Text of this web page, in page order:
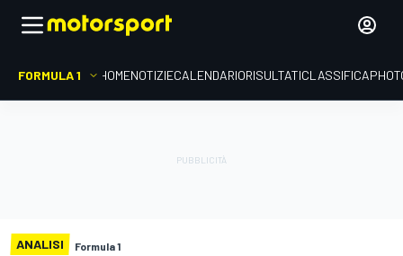
FORMULA 1 HOMENOTIZIECALENDARIORISULTATICLASSIFICA
ANALISI Formula 1